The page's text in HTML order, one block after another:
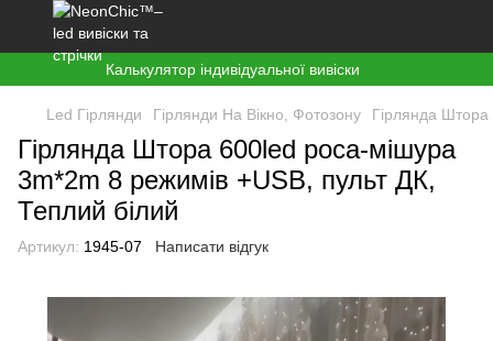
Калькулятор індивідуальної вивіски
Led Гірлянди Гірлянди На Вікно, Фотозону Гірлянда
Гірлянда Штора 600led роса-мішура
3m*2m 8 режимів +USB, пульт ДК,
Теплий білий
Артикул: 1945-07 Написати відгук